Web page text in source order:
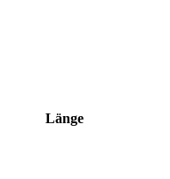
Länge